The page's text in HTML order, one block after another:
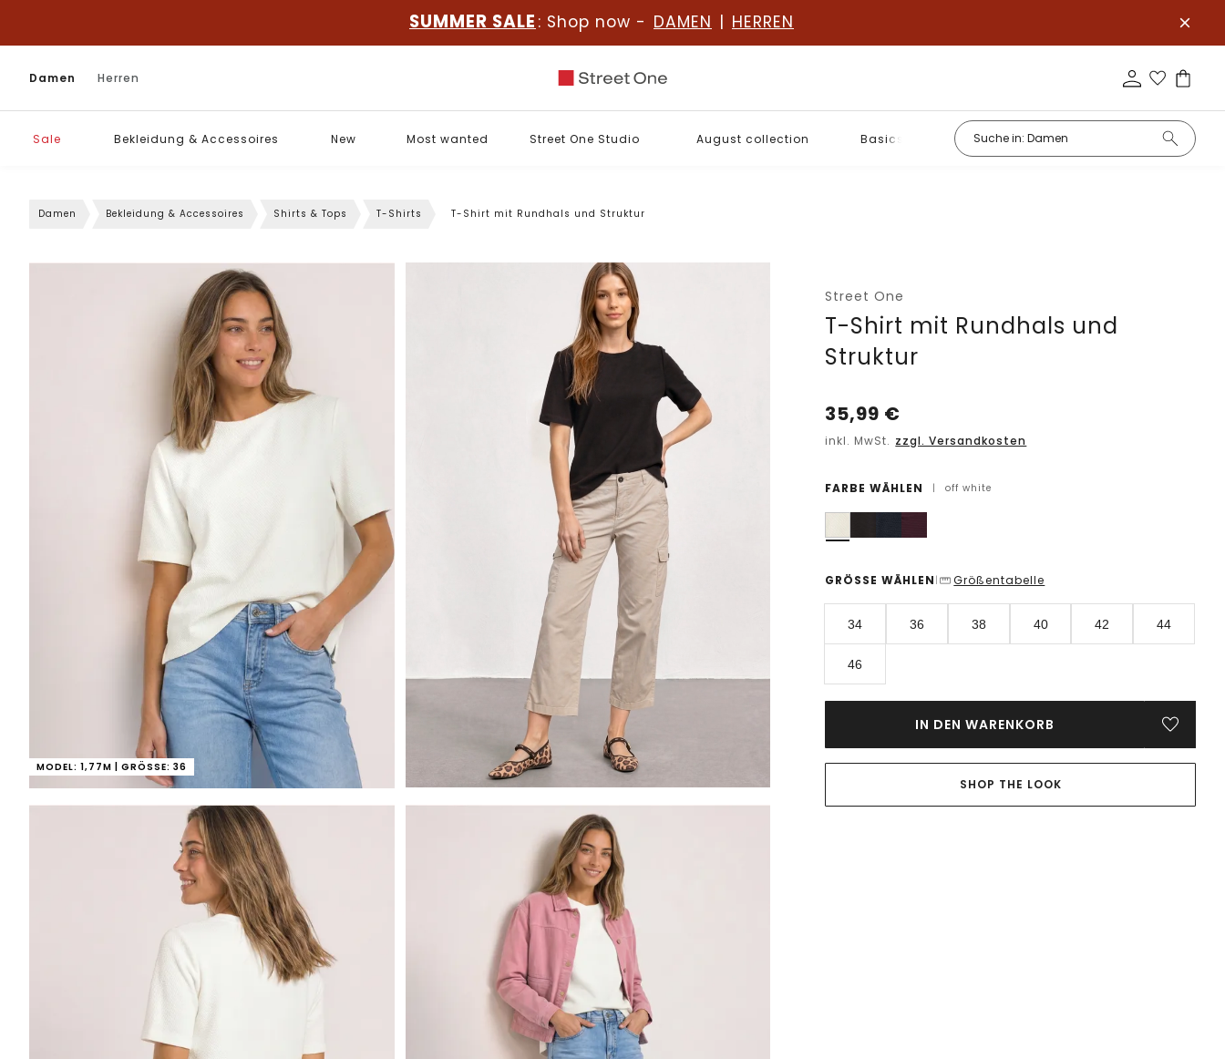
SUMMER SALE : Shop now - DAMEN | HERREN
Damen Herren
Sale Bekleidung & Accessoires New Most wanted Street One Studio August collection Basics
Damen Bekleidung & Accessoires Shirts & Tops T-Shirts T-Shirt mit Rundhals und Struktur
MODEL: 1,77M | GRÖSSE: 36
Street One
T-Shirt mit Rundhals und
Struktur
35,99 €
inkl. MwSt. zzgl. Versandkosten
FARBE WÄHLEN | off white
GRÖSSE WÄHLEN | Größentabelle
34 36 38 40 42 44
46
IN DEN WARENKORB
SHOP THE LOOK